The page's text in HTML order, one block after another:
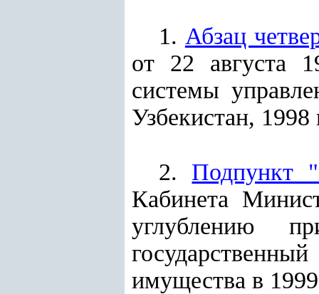
1. Абзац
от 22 августа
системы
Узбекистан,
2. Подпункт
Кабинета
углублению
имущества в